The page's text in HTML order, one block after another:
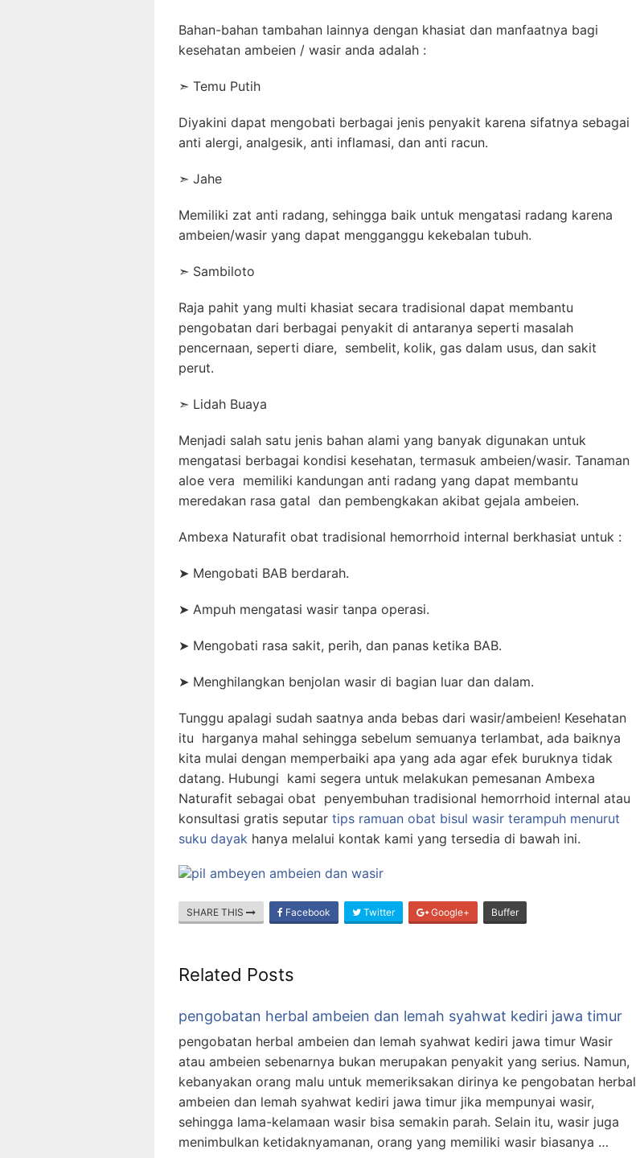
Bahan-bahan tambahan lainnya dengan khasiat dan manfaatnya bagi
kesehatan ambeien / wasir anda adalah :
➣ Temu Putih
Diyakini dapat mengobati berbagai jenis penyakit karena sifatnya sebagai
anti alergi, analgesik, anti inflamasi, dan anti racun.
➣ Jahe
Memiliki zat anti radang, sehingga baik untuk mengatasi radang karena
ambeien/wasir yang dapat mengganggu kekebalan tubuh.
➣ Sambiloto
Raja pahit yang multi khasiat secara tradisional dapat membantu
pengobatan dari berbagai penyakit di antaranya seperti masalah
pencernaan, seperti diare, sembelit, kolik, gas dalam usus, dan sakit
perut.
➣ Lidah Buaya
Menjadi salah satu jenis bahan alami yang banyak digunakan untuk
mengatasi berbagai kondisi kesehatan, termasuk ambeien/wasir. Tanaman
aloe vera memiliki kandungan anti radang yang dapat membantu
meredakan rasa gatal dan pembengkakan akibat gejala ambeien.
Ambexa Naturafit obat tradisional hemorrhoid internal berkhasiat untuk :
➤ Mengobati BAB berdarah.
➤ Ampuh mengatasi wasir tanpa operasi.
➤ Mengobati rasa sakit, perih, dan panas ketika BAB.
➤ Menghilangkan benjolan wasir di bagian luar dan dalam.
Tunggu apalagi sudah saatnya anda bebas dari wasir/ambeien! Kesehatan
itu harganya mahal sehingga sebelum semuanya terlambat, ada baiknya
kita mulai dengan memperbaiki apa yang ada agar efek buruknya tidak
datang. Hubungi kami segera untuk melakukan pemesanan Ambexa
Naturafit sebagai obat penyembuhan tradisional hemorrhoid internal atau
konsultasi gratis seputar tips ramuan obat bisul wasir terampuh menurut
suku dayak hanya melalui kontak kami yang tersedia di bawah ini.
SHARE THIS Facebook Twitter Google+ Buffer
Related Posts
pengobatan herbal ambeien dan lemah syahwat kediri jawa timur
pengobatan herbal ambeien dan lemah syahwat kediri jawa timur Wasir
atau ambeien sebenarnya bukan merupakan penyakit yang serius. Namun,
kebanyakan orang malu untuk memeriksakan dirinya ke pengobatan herbal
ambeien dan lemah syahwat kediri jawa timur jika mempunyai wasir,
sehingga lama-kelamaan wasir bisa semakin parah. Selain itu, wasir juga
menimbulkan ketidaknyamanan, orang yang memiliki wasir biasanya …